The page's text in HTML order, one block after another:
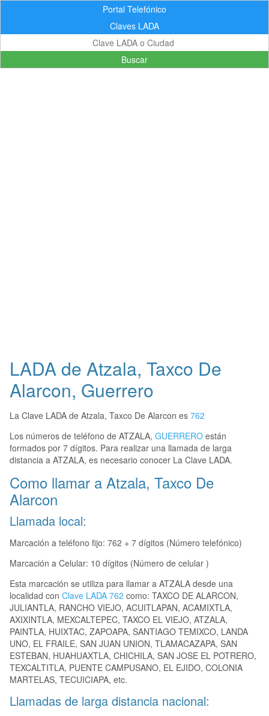
Portal Telefónico
Claves LADA
Buscar
LADA de Atzala, Taxco De
Alarcon, Guerrero
La Clave LADA de Atzala, Taxco De Alarcon es 762
Los números de teléfono de ATZALA, GUERRERO están
formados por 7 dígitos. Para realizar una llamada de larga
distancia a ATZALA, es necesario conocer La Clave LADA.
Como llamar a Atzala, Taxco De
Alarcon
Llamada local:
Marcación a teléfono fijo: 762 + 7 dígitos (Número telefónico)
Marcación a Celular: 10 dígitos (Número de celular )
Esta marcación se utiliza para llamar a ATZALA desde una
localidad con Clave LADA 762 como: TAXCO DE ALARCON,
JULIANTLA, RANCHO VIEJO, ACUITLAPAN, ACAMIXTLA,
AXIXINTLA, MEXCALTEPEC, TAXCO EL VIEJO, ATZALA,
PAINTLA, HUIXTAC, ZAPOAPA, SANTIAGO TEMIXCO, LANDA
UNO, EL FRAILE, SAN JUAN UNION, TLAMACAZAPA, SAN
ESTEBAN, HUAHUAXTLA, CHICHILA, SAN JOSE EL POTRERO,
TEXCALTITLA, PUENTE CAMPUSANO, EL EJIDO, COLONIA
MARTELAS, TECUICIAPA, etc.
Llamadas de larga distancia nacional: